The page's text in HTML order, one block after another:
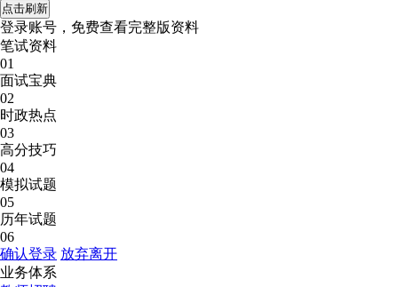
点击刷新
登录账号，免费查看完整版资料
笔试资料
01
面试宝典
02
时政热点
03
高分技巧
04
模拟试题
05
历年试题
06
确认登录 放弃离开
业务体系